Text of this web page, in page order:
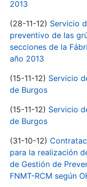
2013
(28-11-12) Servicio
preventivo de las
secciones de la
año 2013
(15-11-12) Servicio
de Burgos
(15-11-12) Servicio
de Burgos
(31-10-12)
para la realización
de Gestión de
FNMT-RCM según